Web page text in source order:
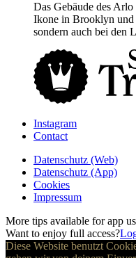
Das Gebäude des
Ikone in Brooklyn und
sondern auch bei den
Instagram
Contact
Daten­schutz­ (Web)
Daten­schutz­ (App)
Cookies
Impressum
More tips available for app
Want to enjoy full access?
Diese Website benutzt